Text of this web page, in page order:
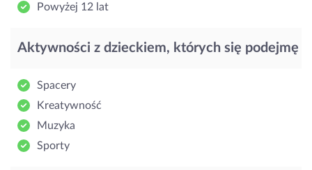
Powyżej 12 lat
Aktywności z dzieckiem, których się podejmę
Spacery
Kreatywność
Muzyka
Sporty